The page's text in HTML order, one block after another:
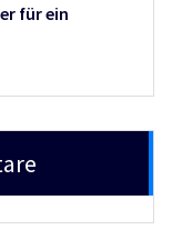
für ein